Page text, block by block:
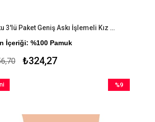
Tutku 3'lü Paket Geniş Askı İşlemeli Kız Çocuk Atlet
İçeriği: %100 Pamuk
₺324,27
%9